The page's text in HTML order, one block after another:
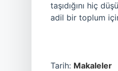
taşıdığını hiç
adil bir toplum
Tarih: Makaleler